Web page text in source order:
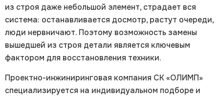
из строя даже небольшой элемент, страдает вся
система: останавливается досмотр, растут очереди,
люди нервничают. Поэтому возможность замены
вышедшей из строя детали является ключевым
фактором для восстановления техники.
Проектно-инжиниринговая компания СК «ОЛИМП»
специализируется на индивидуальном подборе и